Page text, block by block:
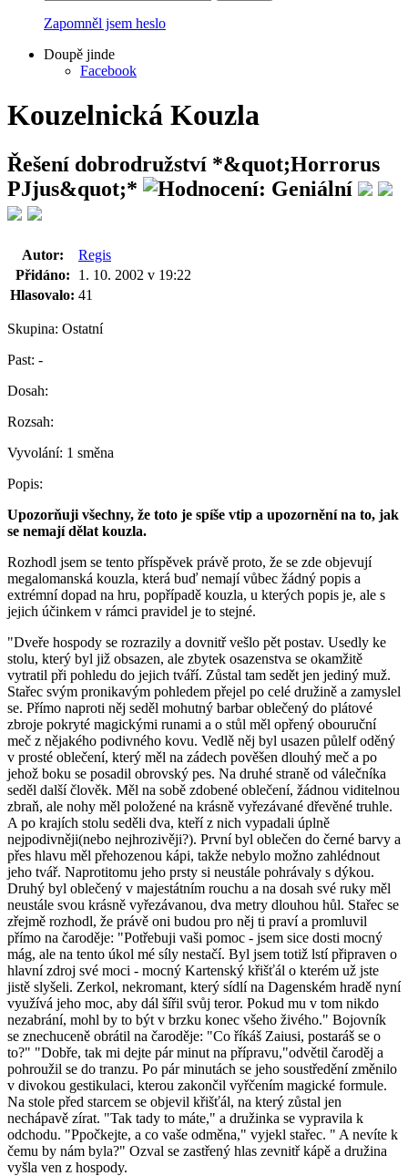
Zapomněl jsem heslo
Doupě jinde
Facebook
Kouzelnická Kouzla
Řešení dobrodružství *&quot;Horrorus
PJjus&quot;*
Autor:
Regis
Přidáno:
1. 10. 2002 v 19:22
Hlasovalo: 41
Skupina: Ostatní
Past: -
Dosah:
Rozsah:
Vyvolání: 1 směna
Popis:
Upozorňuji všechny, že toto je spíše vtip a upozornění na to, jak
se nemají dělat kouzla.
Rozhodl jsem se tento příspěvek právě proto, že se zde objevují
megalomanská kouzla, která buď nemají vůbec žádný popis a
extrémní dopad na hru, popřípadě kouzla, u kterých popis je, ale s
jejich účinkem v rámci pravidel je to stejné.
"Dveře hospody se rozrazily a dovnitř vešlo pět postav. Usedly ke
stolu, který byl již obsazen, ale zbytek osazenstva se okamžitě
vytratil při pohledu do jejich tváří. Zůstal tam sedět jen jediný muž.
Stařec svým pronikavým pohledem přejel po celé družině a zamyslel
se. Přímo naproti něj seděl mohutný barbar oblečený do plátové
zbroje pokryté magickými runami a o stůl měl opřený obouruční
meč z nějakého podivného kovu. Vedlě něj byl usazen půlelf oděný
v prosté oblečení, který měl na zádech pověšen dlouhý meč a po
jehož boku se posadil obrovský pes. Na druhé straně od válečníka
seděl další člověk. Měl na sobě zdobené oblečení, žádnou viditelnou
zbraň, ale nohy měl položené na krásně vyřezávané dřevěné truhle.
A po krajích stolu seděli dva, kteří z nich vypadali úplně
nejpodivněji(nebo nejhrozivěji?). První byl oblečen do černé barvy a
přes hlavu měl přehozenou kápi, takže nebylo možno zahlédnout
jeho tvář. Naprotitomu jeho prsty si neustále pohrávaly s dýkou.
Druhý byl oblečený v majestátním rouchu a na dosah své ruky měl
neustále svou krásně vyřezávanou, dva metry dlouhou hůl. Stařec se
zřejmě rozhodl, že právě oni budou pro něj ti praví a promluvil
přímo na čaroděje: "Potřebuji vaši pomoc - jsem sice dosti mocný
mág, ale na tento úkol mé síly nestačí. Byl jsem totiž lstí připraven o
hlavní zdroj své moci - mocný Kartenský křišťál o kterém už jste
jistě slyšeli. Zerkol, nekromant, který sídlí na Dagenském hradě nyní
využívá jeho moc, aby dál šířil svůj teror. Pokud mu v tom nikdo
nezabrání, mohl by to být v brzku konec všeho živého." Bojovník
se znechuceně obrátil na čaroděje: "Co říkáš Zaiusi, postaráš se o
to?" "Dobře, tak mi dejte pár minut na přípravu,"odvětil čaroděj a
pohroužil se do tranzu. Po pár minutách se jeho soustředění změnilo
v divokou gestikulaci, kterou zakončil vyřčením magické formule.
Na stole před starcem se objevil křišťál, na který zůstal jen
nechápavě zírat. "Tak tady to máte," a družinka se vypravila k
odchodu. "Ppočkejte, a co vaše odměna," vyjekl stařec. " A nevíte k
čemu by nám byla?" Ozval se zastřený hlas zevnitř kápě a družina
vyšla ven z hospody.